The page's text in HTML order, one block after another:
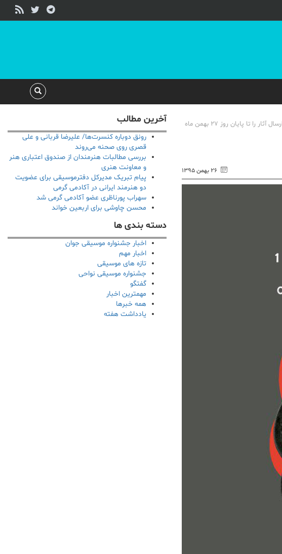
هیئت برگزاری ششمین جشنواره نوشتارها و وب سایت های موسیقی، با توجه به استقبال علاقه مندان به شرکت در جشنواره، تصمیم گرفت مهلت ارسال آثار را تا پایان روز ۲۷ بهمن ماه
۲۶ بهمن ۱۳۹۵
آخرین مطالب
رونق دوباره کنسرت‌ها/ علیرضا قربانی و علی
قصری روی صحنه می‌روند
بررسی مطالبات هنرمندان از صندوق اعتباری هنر
و معاونت هنری
پیام تبریک مدیرکل دفترموسیقی برای عضویت
دو هنرمند ایرانی در آکادمی گرمی
سهراب پورناظری عضو آکادمی گرمی شد
محسن چاوشی برای اربعین خواند
دسته بندی ها
اخبار جشنواره موسیقی جوان
اخبار مهم
تازه های موسیقی
جشنواره موسیقی نواحی
گفتگو
مهمترین اخبار
همه خبرها
یادداشت هفته